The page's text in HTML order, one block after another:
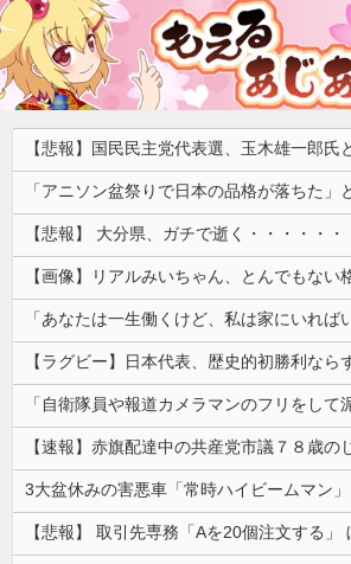
【悲報】 大分県、ガチで逝く・・・・・・